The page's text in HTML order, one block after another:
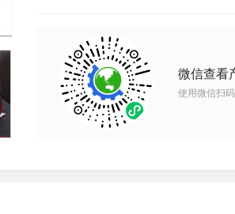
微信查看
使用微信扫